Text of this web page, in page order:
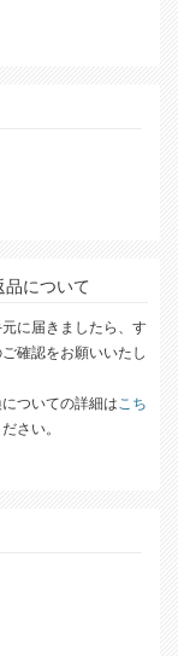
品について
に届きましたら、す
確認をお願いいたし
ついての詳細は こち
さい。